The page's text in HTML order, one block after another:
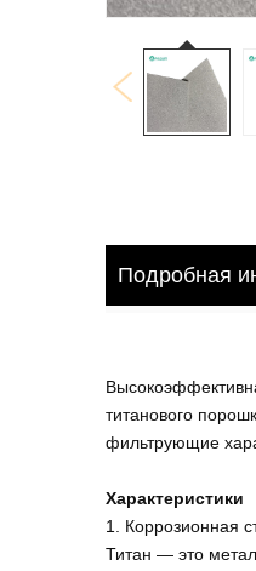
Подробная
титанового
фильтрующие
Характеристики
1. Коррозионная
Титан — это